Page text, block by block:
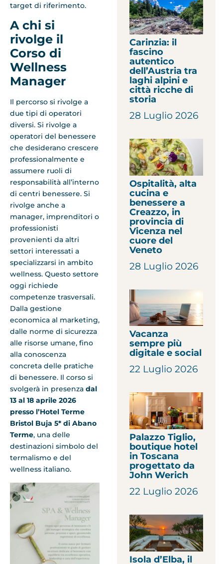
target di riferimento.
A chi si
rivolge il
Corso di
Wellness
Manager
Il percorso si rivolge a
due tipi di operatori
diversi. Si rivolge a
operatori del benessere
che desiderano crescere
professionalmente e
assumere ruoli di
responsabilità all’interno
di centri benessere. Si
rivolge anche a
manager, imprenditori o
professionisti
provenienti da altri
settori interessati a
specializzarsi in ambito
wellness. Questo settore
oggi richiede
competenze trasversali.
Dalla gestione
economica al marketing,
dalle norme di sicurezza
alle risorse umane, fino
alla conoscenza
concreta delle pratiche
di benessere. Il corso si
svolgerà in presenza dal
13 al 18 aprile 2026
presso l’Hotel Terme
Bristol Buja 5* di Abano
Terme, una delle
destinazioni simbolo del
termalismo e del
wellness italiano.
Carinzia: il
fascino
autentico
dell’Austria tra
laghi alpini e
città ricche di
storia
28 Luglio 2026
Ospitalità, alta
cucina e
benessere a
Creazzo, in
provincia di
Vicenza nel
cuore del
Veneto
28 Luglio 2026
Vacanza
sempre più
digitale e social
22 Luglio 2026
Palazzo Tiglio,
boutique hotel
in Toscana
progettato da
John Werich
22 Luglio 2026
Isola d’Elba, il